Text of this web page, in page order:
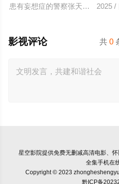
患有妄想症的警察张天盛遇上一
2025 /
共0
影视评论
星空影院提供免费无删减高清电影、
全集手机在
Copyright © 2023
黔ICP备